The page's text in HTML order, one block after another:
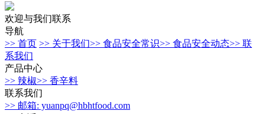
欢迎与我们联系
导航
>> 首页 >> 关于我们>> 食品安全常识>> 食品安全动态>> 联
系我们
产品中心
>> 辣椒>> 香辛料
联系我们
>> 邮箱: yuanpq@hbhtfood.com